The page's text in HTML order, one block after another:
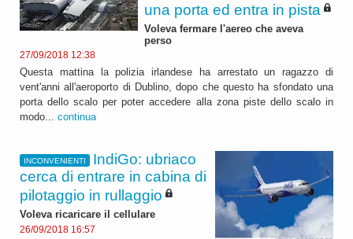
una porta ed entra in pista
Voleva fermare l'aereo che aveva
perso
27/09/2018 12:38
Questa mattina la polizia irlandese ha arrestato un ragazzo di
vent'anni all'aeroporto di Dublino, dopo che questo ha sfondato una
porta dello scalo per poter accedere alla zona piste dello scalo in
modo... continua
INCONVENIENTI
IndiGo: ubriaco
cerca di entrare in cabina di
pilotaggio in rullaggio
Voleva ricaricare il cellulare
26/09/2018 16:57